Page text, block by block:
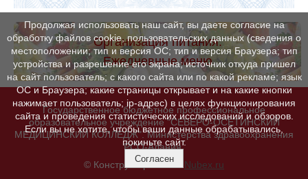
Организация питания.
Ежедневные меню
Государственное бюджетное профессиональное
образовательное учреждение "СЕВЕРО-ОСЕТИНСКИЙ
МЕДИЦИНСКИЙ КОЛЛЕДЖ". Министерства здравоохранения
РСО-Алания.
© Конструктор сайтов Nubex.ru
Продолжая использовать наш сайт, вы даете согласие на
обработку файлов cookie, пользовательских данных (сведения о
местоположении; тип и версия ОС; тип и версия Браузера; тип
устройства и разрешение его экрана; источник откуда пришел
на сайт пользователь; с какого сайта или по какой рекламе; язык
ОС и Браузера; какие страницы открывает и на какие кнопки
нажимает пользователь; ip-адрес) в целях функционирования
сайта и проведения статистических исследований и обзоров.
Если вы не хотите, чтобы ваши данные обрабатывались,
покиньте сайт.
Согласен